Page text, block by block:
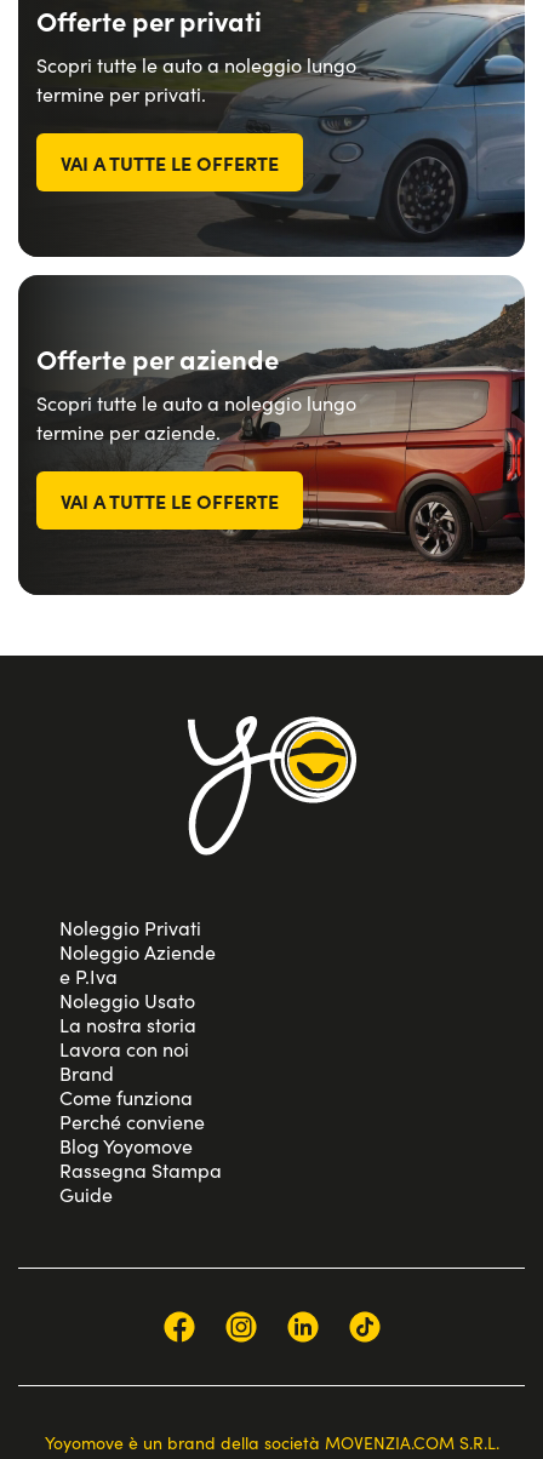
Offerte per privati
Scopri tutte le auto a noleggio lungo
termine per privati.
VAI A TUTTE LE OFFERTE
Offerte per aziende
Scopri tutte le auto a noleggio lungo
termine per aziende.
VAI A TUTTE LE OFFERTE
Noleggio Privati
Noleggio Aziende
e P.Iva
Noleggio Usato
La nostra storia
Lavora con noi
Brand
Come funziona
Perché conviene
Blog Yoyomove
Rassegna Stampa
Guide
Yoyomove è un brand della società MOVENZIA.COM S.R.L.